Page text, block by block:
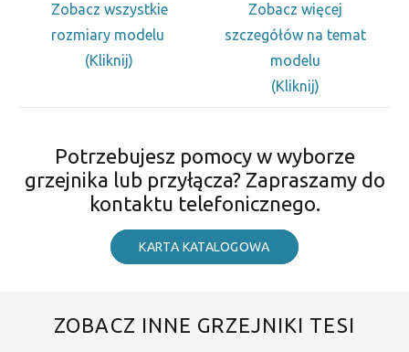
Zobacz wszystkie
rozmiary modelu
(Kliknij)
Zobacz więcej
szczegółów na temat
modelu
(Kliknij)
Potrzebujesz pomocy w wyborze
grzejnika lub przyłącza? Zapraszamy do
kontaktu telefonicznego.
KARTA KATALOGOWA
ZOBACZ INNE GRZEJNIKI TESI